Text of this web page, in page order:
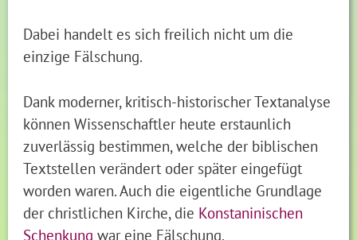
Dabei handelt es sich freilich nicht um die
einzige Fälschung.
Dank moderner, kritisch-historischer Textanalyse
können Wissenschaftler heute erstaunlich
zuverlässig bestimmen, welche der biblischen
Textstellen verändert oder später eingefügt
worden waren. Auch die eigentliche Grundlage
der christlichen Kirche, die Konstaninischen
Schenkung war eine Fälschung.